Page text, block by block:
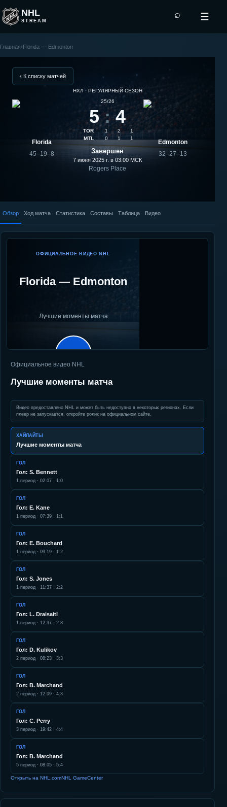
NHL
STREAM
⌕ ☰
Финал
Кубка
Стэнли:
Florida
Главная›Florida — Edmonton
‹ К списку матчей
Florida
45–19–8
НХЛ · РЕГУЛЯРНЫЙ СЕЗОН
25/26
5 : 4
TOR 1 2
1
MTL
0 1 1
Завершен
7 июня 2025 г. в 03:00 МСК
Rogers Place
Edmonton
32–27–13
Обзор Ход матча Статистика Составы Таблица Видео
ОФИЦИАЛЬНОЕ ВИДЕО NHL
Florida— Edmonton
Лучшие моменты матча
▶
Официальное видео NHL
Лучшие моменты матча
Видео предоставлено NHL и может быть недоступно в некоторых регионах. Если
плеер не запускается, откройте ролик на официальном сайте.
ХАЙЛАЙТЫ
Лучшие моменты матча
ГОЛ
Гол: S. Bennett
1 период · 02:07 · 1:0
ГОЛ
Гол: E. Kane
1 период · 07:39 · 1:1
ГОЛ
Гол: E. Bouchard
1 период · 09:19 · 1:2
ГОЛ
Гол: S. Jones
1 период · 11:37 · 2:2
ГОЛ
Гол: L. Draisaitl
1 период · 12:37 · 2:3
ГОЛ
Гол: D. Kulikov
2 период · 08:23 · 3:3
ГОЛ
Гол: B. Marchand
2 период · 12:09 · 4:3
ГОЛ
Гол: C. Perry
3 период · 19:42 · 4:4
ГОЛ
Гол: B. Marchand
5 период · 08:05 · 5:4
Открыть на NHL.comNHL GameCenter